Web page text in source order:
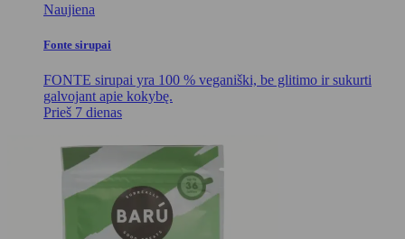
Naujiena
Fonte sirupai
FONTE sirupai yra 100 % veganiški, be glitimo ir sukurti
galvojant apie kokybę.
Prieš 7 dienas